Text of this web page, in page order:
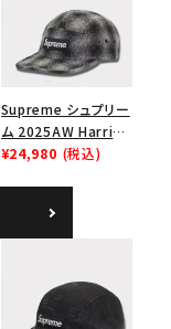
Supreme シュプリー
ム 2025AW Harris
Tweed Camp Cap
¥24,980 (税込)